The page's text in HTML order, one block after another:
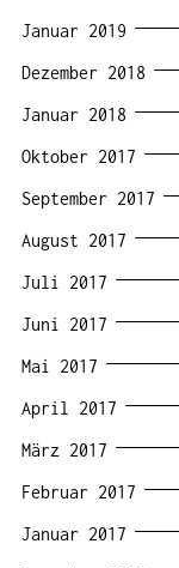
Januar 2019
Dezember 2018
Januar 2018
Oktober 2017
September 2017
August 2017
Juli 2017
Juni 2017
Mai 2017
April 2017
März 2017
Februar 2017
Januar 2017